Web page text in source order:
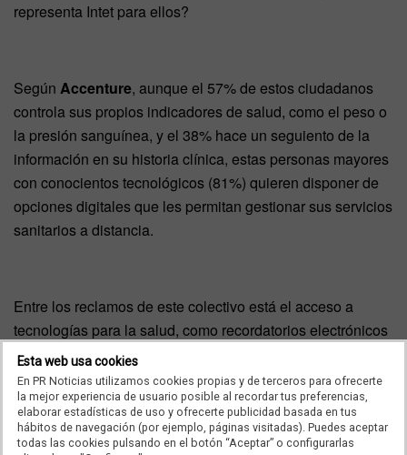
representa Intet para ellos?
Según Accenture, aunque el 57% de estos ciudadanos
controla sus propios indicadores de salud, como el peso o
la presión sanguínea, y el 38% hace un seguiento de la
información en su historia clínica, estas personas mayores
con conocientos tecnológicos (81%) quieren disponer de
opciones digitales que les permitan gestionar sus servicios
sanitarios a distancia.
Entre los reclamos de este colectivo está el acceso a
tecnologías para la salud, como recordatorios electrónicos
(78%) y petición de citas
estudio deAccentureindica que apenas dos de cada
cinco servicios sanitarios ofrecen actualmente estas
opciones.
Esta web usa cookies
En PR Noticias utilizamos cookies propias y de terceros para ofrecerte
la mejor experiencia de usuario posible al recordar tus preferencias,
elaborar estadísticas de uso y ofrecerte publicidad basada en tus
hábitos de navegación (por ejemplo, páginas visitadas). Puedes aceptar
todas las cookies pulsando en el botón “Aceptar” o configurarlas